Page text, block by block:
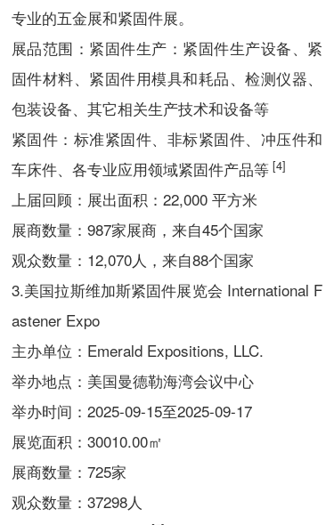
专业的五金展和紧固件展。
展品范围： 紧固件生产：紧固件生产设备、紧
固件材料、紧固件用模具和耗品、检测仪器、
包装设备、其它相关生产技术和设备等
紧固件：标准紧固件、非标紧固件、冲压件和
车床件、各专业应用领域紧固件产品等 [4]
上届回顾： 展出面积：22,000 平方米
展商数量：987家展商，来自45个国家
观众数量：12,070人，来自88个国家
3.美国拉斯维加斯紧固件展览会 International F
astener Expo
主办单位：Emerald Expositions, LLC.
举办地点：美国曼德勒海湾会议中心
举办时间：2025-09-15至2025-09-17
展览面积：30010.00㎡
展商数量：725家
观众数量：37298人